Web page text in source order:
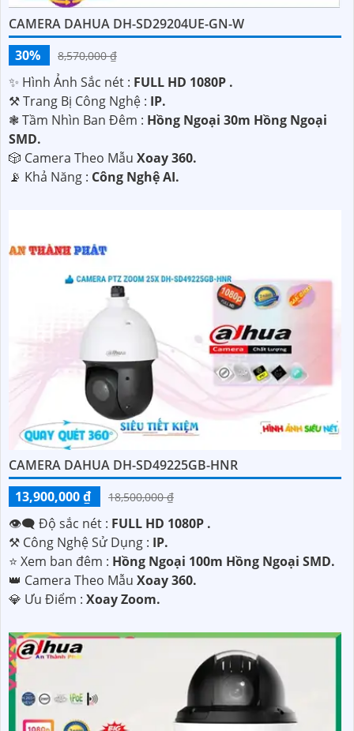
CAMERA DAHUA DH-SD29204UE-GN-W
30%
8,570,000 ₫
✨ Hình Ảnh Sắc nét : FULL HD 1080P .
⚒ Trang Bị Công Nghệ : IP.
❃ Tầm Nhìn Ban Đêm : Hồng Ngoại 30m Hồng Ngoại
SMD.
🎲 Camera Theo Mẫu Xoay 360.
️📡 Khả Năng : Công Nghệ AI.
CAMERA DAHUA DH-SD49225GB-HNR
13,900,000 ₫
18,500,000 ₫
👁️‍🗨 Độ sắc nét : FULL HD 1080P .
⚒ Công Nghệ Sử Dụng : IP.
⭐ Xem ban đêm : Hồng Ngoại 100m Hồng Ngoại SMD.
👑 Camera Theo Mẫu Xoay 360.
️💎 Ưu Điểm : Xoay Zoom.